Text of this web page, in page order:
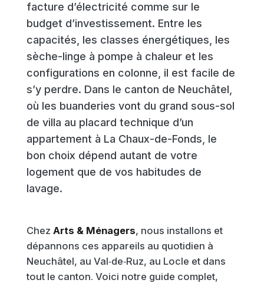
facture d’électricité comme sur le
budget d’investissement. Entre les
capacités, les classes énergétiques, les
sèche-linge à pompe à chaleur et les
configurations en colonne, il est facile de
s’y perdre. Dans le canton de Neuchâtel,
où les buanderies vont du grand sous-sol
de villa au placard technique d’un
appartement à La Chaux-de-Fonds, le
bon choix dépend autant de votre
logement que de vos habitudes de
lavage.
Chez Arts & Ménagers, nous installons et
dépannons ces appareils au quotidien à
Neuchâtel, au Val‑de‑Ruz, au Locle et dans
tout le canton. Voici notre guide complet,